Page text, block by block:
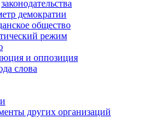
законодательства
демократии
общество
режим
и оппозиция
слова
других организаций